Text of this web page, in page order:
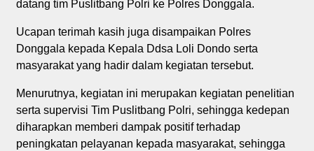
datang tim Puslitbang Polri ke Polres Donggala.
Ucapan terimah kasih juga disampaikan Polres
Donggala kepada Kepala Ddsa Loli Dondo serta
masyarakat yang hadir dalam kegiatan tersebut.
Menurutnya, kegiatan ini merupakan kegiatan penelitian
serta supervisi Tim Puslitbang Polri, sehingga kedepan
diharapkan memberi dampak positif terhadap
peningkatan pelayanan kepada masyarakat, sehingga